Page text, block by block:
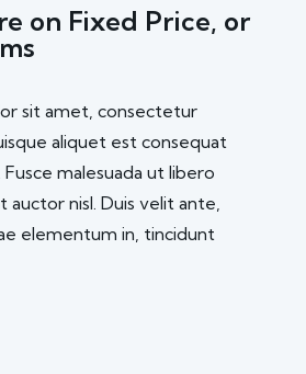
on Fixed Price, or
sit amet, consectetur
aliquet est consequat
malesuada ut libero
auctor nisl. Duis velit ante,
elementum in, tincidunt